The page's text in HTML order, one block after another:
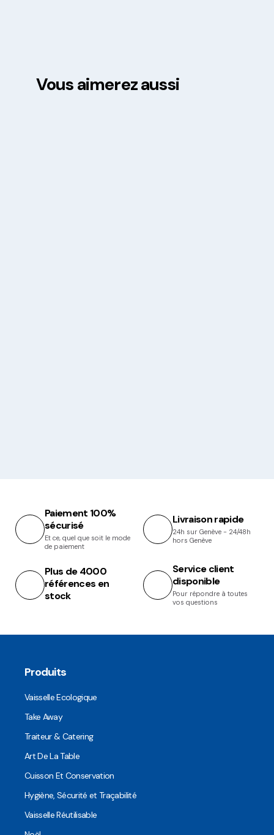
Vous aimerez aussi
Paiement 100%
sécurisé
Et ce, quel que soit le mode
de paiement
Livraison rapide
24h sur Genève - 24/48h
hors Genève
Plus de 4000
références en
stock
Service client
disponible
Pour répondre à toutes
vos questions
Produits
Vaisselle Ecologique
Take Away
Traiteur & Catering
Art De La Table
Cuisson Et Conservation
Hygiène, Sécurité et Traçabilité
Vaisselle Réutilisable